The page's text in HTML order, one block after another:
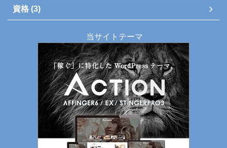
資格 (3)
当サイトテーマ